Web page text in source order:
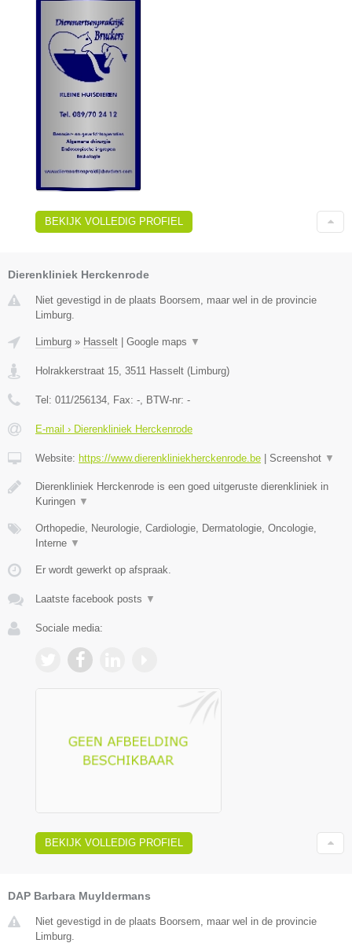
BEKIJK VOLLEDIG PROFIEL
Dierenkliniek Herckenrode
Niet gevestigd in de plaats Boorsem, maar wel in de provincie
Limburg.
Limburg » Hasselt Google maps ▼
Holrakkerstraat 15, 3511 Hasselt (Limburg)
Tel: 011/256134, Fax: -, BTW-nr: -
E-mail › Dierenkliniek Herckenrode
Website: https://www.dierenkliniekherckenrode.be Screenshot ▼
Dierenkliniek Herckenrode is een goed uitgeruste dierenkliniek in
Kuringen ▼
Orthopedie, Neurologie, Cardiologie, Dermatologie, Oncologie,
Interne ▼
Er wordt gewerkt op afspraak.
Laatste facebook posts ▼
Sociale media:
BEKIJK VOLLEDIG PROFIEL
DAP Barbara Muyldermans
Niet gevestigd in de plaats Boorsem, maar wel in de provincie
Limburg.